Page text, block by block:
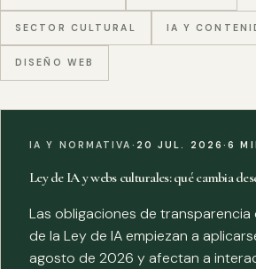
SECTOR CULTURAL IA Y
DISEÑO WEB
IA Y NORMATIVA · 20 JUL. 2026·6
Ley de IA y webs culturales: qué cambia
Las obligaciones de
de la Ley de IA empiezan a
agosto de 2026 y afectan a